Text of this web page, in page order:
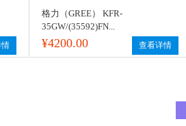
格力（GREE） KFR-
35GW/(35592)FN...
¥4200.00 查看详情